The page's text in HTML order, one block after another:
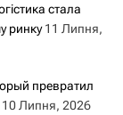
стала
ринку 11 Липня,
превратил
10 Липня, 2026